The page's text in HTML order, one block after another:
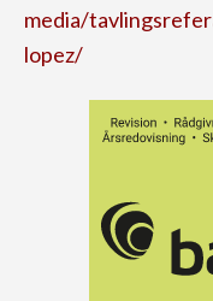
media/
lopez/